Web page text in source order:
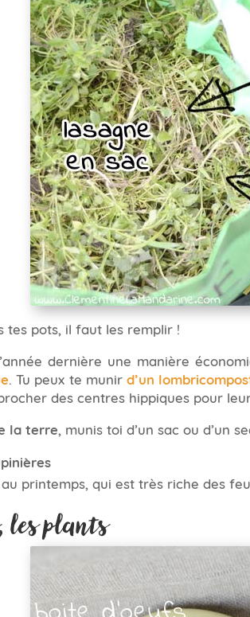
tes pots, il faut les remplir !
dernière une manière
. Tu peux te munir d’un
des centres hippiques pour
la terre , munis toi d’un sac ou d’un
printemps, qui est très riche des
les plants